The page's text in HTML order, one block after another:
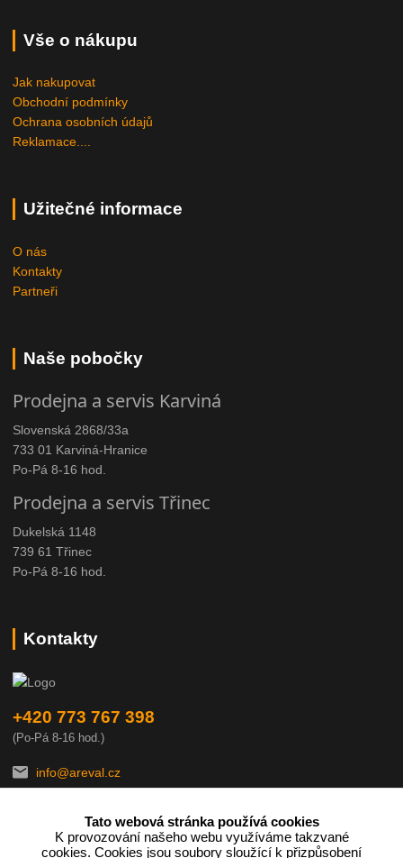
Vše o nákupu
Jak nakupovat
Obchodní podmínky
Ochrana osobních údajů
Reklamace....
Užitečné informace
O nás
Kontakty
Partneři
Naše pobočky
Prodejna a servis Karviná
Slovenská 2868/33a
733 01 Karviná-Hranice
Po-Pá 8-16 hod.
Prodejna a servis Třinec
Dukelská 1148
739 61 Třinec
Po-Pá 8-16 hod.
Kontakty
+420 773 767 398
(Po-Pá 8-16 hod.)
info@areval.cz
Tato webová stránka používá cookies
K provozování našeho webu využíváme takzvané
cookies. Cookies jsou soubory sloužící k přizpůsobení